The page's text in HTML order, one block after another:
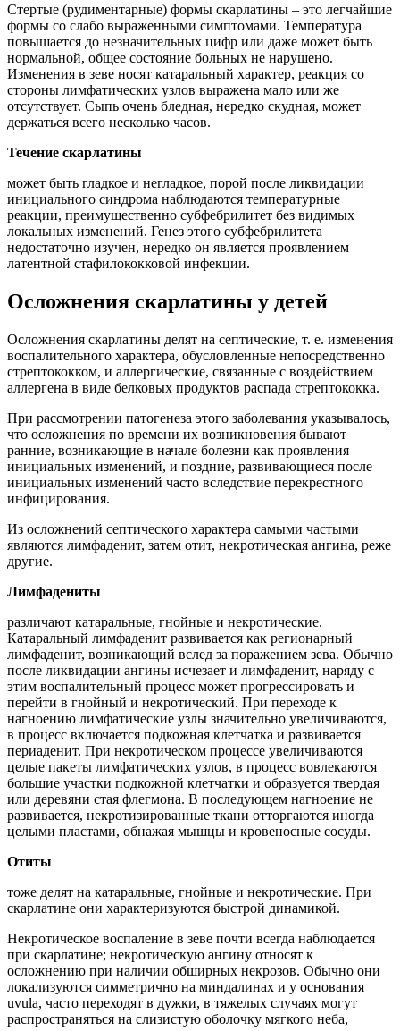
Стертые (рудиментарные) формы скарлатины – это легчайшие
формы со слабо выраженными симптомами. Температура
повышается до незначительных цифр или даже может быть
нормальной, общее состояние больных не нарушено.
Изменения в зеве носят катаральный характер, реакция со
стороны лимфатических узлов выражена мало или же
отсутствует. Сыпь очень бледная, нередко скудная, может
держаться всего несколько часов.
Течение скарлатины
может быть гладкое и негладкое, порой после ликвидации
инициального синдрома наблюдаются температурные
реакции, преимущественно субфебрилитет без видимых
локальных изменений. Генез этого субфебрилитета
недостаточно изучен, нередко он является проявлением
латентной стафилококковой инфекции.
Осложнения скарлатины у детей
Осложнения скарлатины делят на септические, т. е. изменения
воспалительного характера, обусловленные непосредственно
стрептококком, и аллергические, связанные с воздействием
аллергена в виде белковых продуктов распада стрептококка.
При рассмотрении патогенеза этого заболевания указывалось,
что осложнения по времени их возникновения бывают
ранние, возникающие в начале болезни как проявления
инициальных изменений, и поздние, развивающиеся после
инициальных изменений часто вследствие перекрестного
инфицирования.
Из осложнений септического характера самыми частыми
являются лимфаденит, затем отит, некротическая ангина, реже
другие.
Лимфадениты
различают катаральные, гнойные и некротические.
Катаральный лимфаденит развивается как регионарный
лимфаденит, возникающий вслед за поражением зева. Обычно
после ликвидации ангины исчезает и лимфаденит, наряду с
этим воспалительный процесс может прогрессировать и
перейти в гнойный и некротический. При переходе к
нагноению лимфатические узлы значительно увеличиваются,
в процесс включается подкожная клетчатка и развивается
периаденит. При некротическом процессе увеличиваются
целые пакеты лимфатических узлов, в процесс вовлекаются
большие участки подкожной клетчатки и образуется твердая
или деревяни стая флегмона. В последующем нагноение не
развивается, некротизированные ткани отторгаются иногда
целыми пластами, обнажая мышцы и кровеносные сосуды.
Отиты
тоже делят на катаральные, гнойные и некротические. При
скарлатине они характеризуются быстрой динамикой.
Некротическое воспаление в зеве почти всегда наблюдается
при скарлатине; некротическую ангину относят к
осложнению при наличии обширных некрозов. Обычно они
локализуются симметрично на миндалинах и у основания
uvula, часто переходят в дужки, в тяжелых случаях могут
распространяться на слизистую оболочку мягкого неба,